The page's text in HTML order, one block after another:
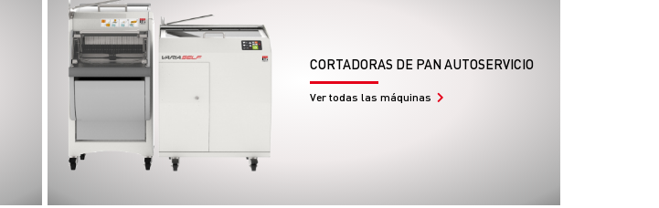
CORTADORAS DE PAN AUTOSERVICIO
Ver todas las máquinas